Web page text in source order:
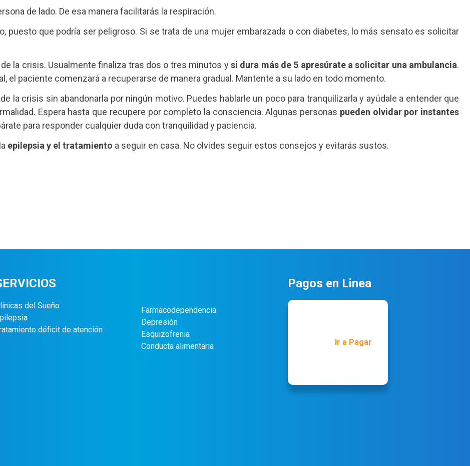
de lado. De esa manera facilitarás la respiración.
puesto que podría ser peligroso. Si se trata de una mujer embarazada o con diabetes, lo más sensato es solicitar
la crisis. Usualmente finaliza tras dos o tres minutos ysi dura más de 5 apresúrate a solicitar una ambulancia.
el paciente comenzará a recuperarse de manera gradual. Mantente a su lado en todo momento.
la crisis sin abandonarla por ningún motivo. Puedes hablarle un poco para tranquilizarla y ayúdale a entender que
Espera hasta que recupere por completo la consciencia. Algunas personas pueden olvidar por instantes
para responder cualquier duda con tranquilidad y paciencia.
epilepsia y el tratamiento a seguir en casa. No olvides seguir estos consejos y evitarás sustos.
del Sueño
déficit de atención
Farmacodependencia
Depresión
Esquizofrenia
Conducta alimentaria
Pagos en Linea
Ir a Pagar